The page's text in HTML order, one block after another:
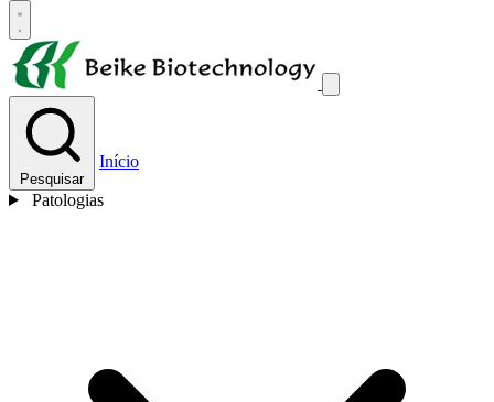
Pesquisar
Início
Patologias